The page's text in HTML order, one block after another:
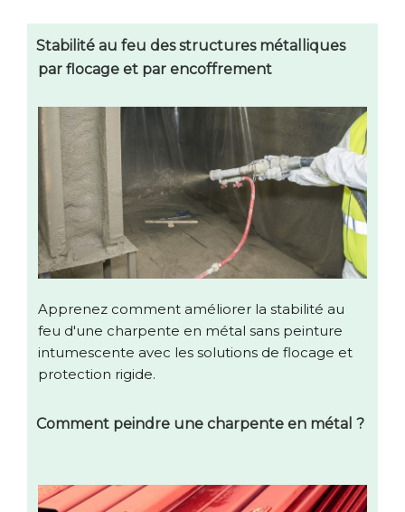
Stabilité au feu des structures métalliques
par flocage et par encoffrement
Apprenez comment améliorer la stabilité au
feu d'une charpente en métal sans peinture
intumescente avec les solutions de flocage et
protection rigide.
Comment peindre une charpente en métal ?